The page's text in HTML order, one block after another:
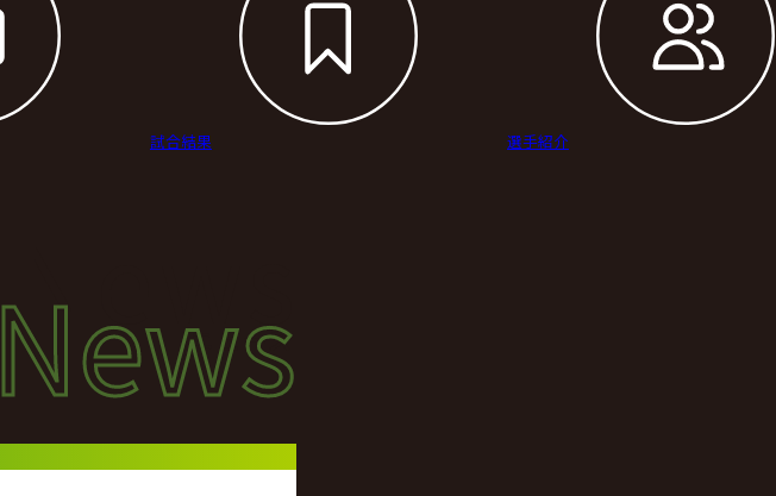
試合結果
選手紹介
Newsニュース
News